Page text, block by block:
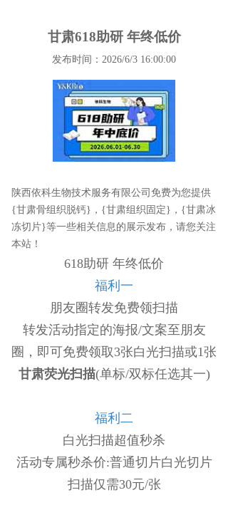
甘肃618助研 年终低价
发布时间：2026/6/3 16:00:00
陕西依科生物技术服务有限公司免费为您提供
{甘肃骨组织脱钙} ，{甘肃组织固定}，{甘肃冰
冻切片}等一些相关信息的展示发布，请您关注
本站！
618助研 年终低价
福利一
朋友圈转发免费领扫描
转发活动指定的海报/文案至朋友
圈，即可免费领取3张白光扫描或1张
甘肃荧光扫描(单标/双标任选其一)
福利二
白光扫描超值秒杀
活动专属秒杀价:普通切片白光切片
扫描仅需30元/张